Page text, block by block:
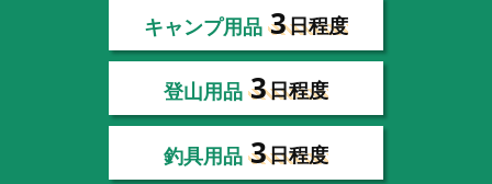
キャンプ用品 3日程度
登山用品 3日程度
釣具用品 3日程度